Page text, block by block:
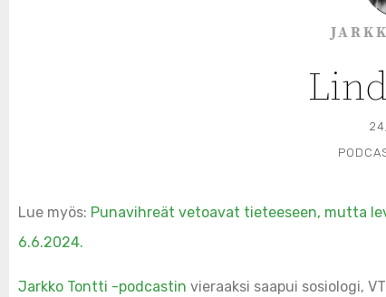
Lue myös: Punavihreät vetoavat tieteeseen, mutta
6.6.2024.
Jarkko Tontti -podcastin vieraaksi saapui sosiologi,